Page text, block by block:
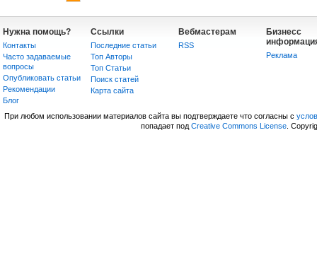
Нужна помощь?
Контакты
Часто задаваемые
вопросы
Опубликовать статьи
Рекомендации
Блог
Ссылки
Последние статьи
Топ Авторы
Топ Статьи
Поиск статей
Карта сайта
Вебмастерам
RSS
Бизнесс
Реклама
При любом использовании материалов сайта вы подтверждаете что согласны с
попадает под Creative Commons License.